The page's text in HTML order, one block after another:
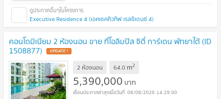
Executive Residence 4 (เอคเซคคิวทิฟ เรสซิเดนซ์ 4)
คอนโดมิเนียม 2 ห้องนอน ขาย ที่โอลิมปัส ซิตี้ การ์เดน พัทยาใต้ (ID
1508877) UPDATE !
2 ห้องนอน 64.0 m2
5,390,000 บาท
08/08/2026 14:29:00